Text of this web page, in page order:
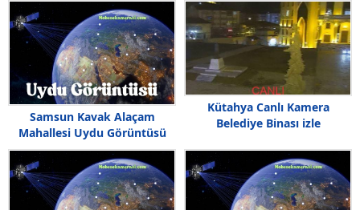
Samsun Kavak Alaçam
Mahallesi Uydu Görüntüsü
Kütahya Canlı Kamera
Belediye Binası izle